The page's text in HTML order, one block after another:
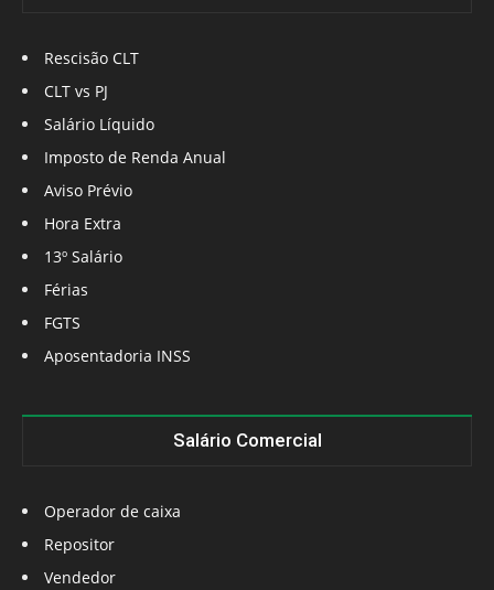
Rescisão CLT
CLT vs PJ
Salário Líquido
Imposto de Renda Anual
Aviso Prévio
Hora Extra
13º Salário
Férias
FGTS
Aposentadoria INSS
Salário Comercial
Operador de caixa
Repositor
Vendedor